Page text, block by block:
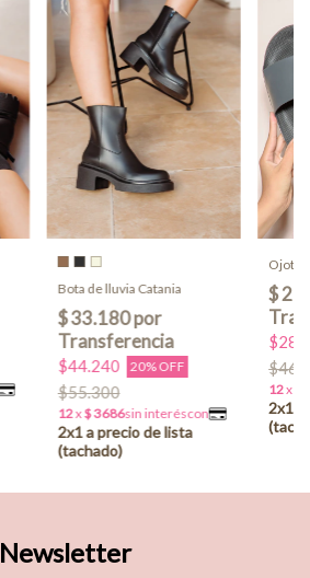
Bota de lluvia Catania
$44.240 20% OFF
$55.300
Ojota
Newsletter